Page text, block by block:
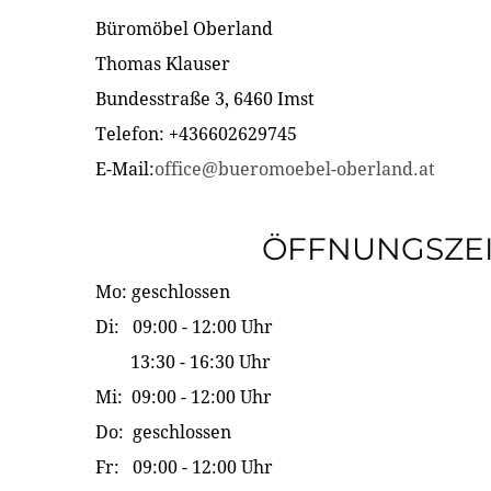
Büromöbel Oberland
Thomas Klauser
Bundesstraße 3, 6460 Imst
Telefon: +436602629745
E-Mail:office@bueromoebel-oberland.at
Mo: geschlossen
Di: 09:00 - 12:00 Uhr
13:30 - 16:30 Uhr
Mi: 09:00 - 12:00 Uhr
Do: geschlossen
Fr: 09:00 - 12:00 Uhr